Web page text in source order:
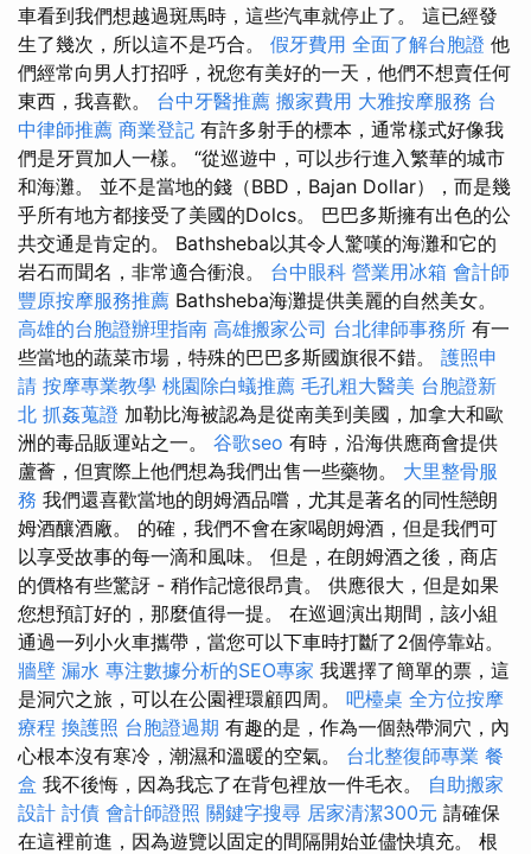
車看到我們想越過斑馬時，這些汽車就停止了。 這已經發
生了幾次，所以這不是巧合。 假牙費用 全面了解台胞證 他
們經常向男人打招呼，祝您有美好的一天，他們不想賣任何
東西，我喜歡。 台中牙醫推薦 搬家費用 大雅按摩服務 台
中律師推薦 商業登記 有許多射手的標本，通常樣式好像我
們是牙買加人一樣。 “從巡遊中，可以步行進入繁華的城市
和海灘。 並不是當地的錢（BBD，Bajan Dollar），而是幾
乎所有地方都接受了美國的Dolcs。 巴巴多斯擁有出色的公
共交通是肯定的。 Bathsheba以其令人驚嘆的海灘和它的
岩石而聞名，非常適合衝浪。 台中眼科 營業用冰箱 會計師
豐原按摩服務推薦 Bathsheba海灘提供美麗的自然美女。
高雄的台胞證辦理指南 高雄搬家公司 台北律師事務所 有一
些當地的蔬菜市場，特殊的巴巴多斯國旗很不錯。 護照申
請 按摩專業教學 桃園除白蟻推薦 毛孔粗大醫美 台胞證新
北 抓姦蒐證 加勒比海被認為是從南美到美國，加拿大和歐
洲的毒品販運站之一。 谷歌seo 有時，沿海供應商會提供
蘆薈，但實際上他們想為我們出售一些藥物。 大里整骨服
務 我們還喜歡當地的朗姆酒品嚐，尤其是著名的同性戀朗
姆酒釀酒廠。 的確，我們不會在家喝朗姆酒，但是我們可
以享受故事的每一滴和風味。 但是，在朗姆酒之後，商店
的價格有些驚訝 - 稍作記憶很昂貴。 供應很大，但是如果
您想預訂好的，那麼值得一提。 在巡迴演出期間，該小組
通過一列小火車攜帶，當您可以下車時打斷了2個停靠站。
牆壁 漏水 專注數據分析的SEO專家 我選擇了簡單的票，這
是洞穴之旅，可以在公園裡環顧四周。 吧檯桌 全方位按摩
療程 換護照 台胞證過期 有趣的是，作為一個熱帶洞穴，內
心根本沒有寒冷，潮濕和溫暖的空氣。 台北整復師專業 餐
盒 我不後悔，因為我忘了在背包裡放一件毛衣。 自助搬家
設計 討債 會計師證照 關鍵字搜尋 居家清潔300元 請確保
在這裡前進，因為遊覽以固定的間隔開始並儘快填充。 根